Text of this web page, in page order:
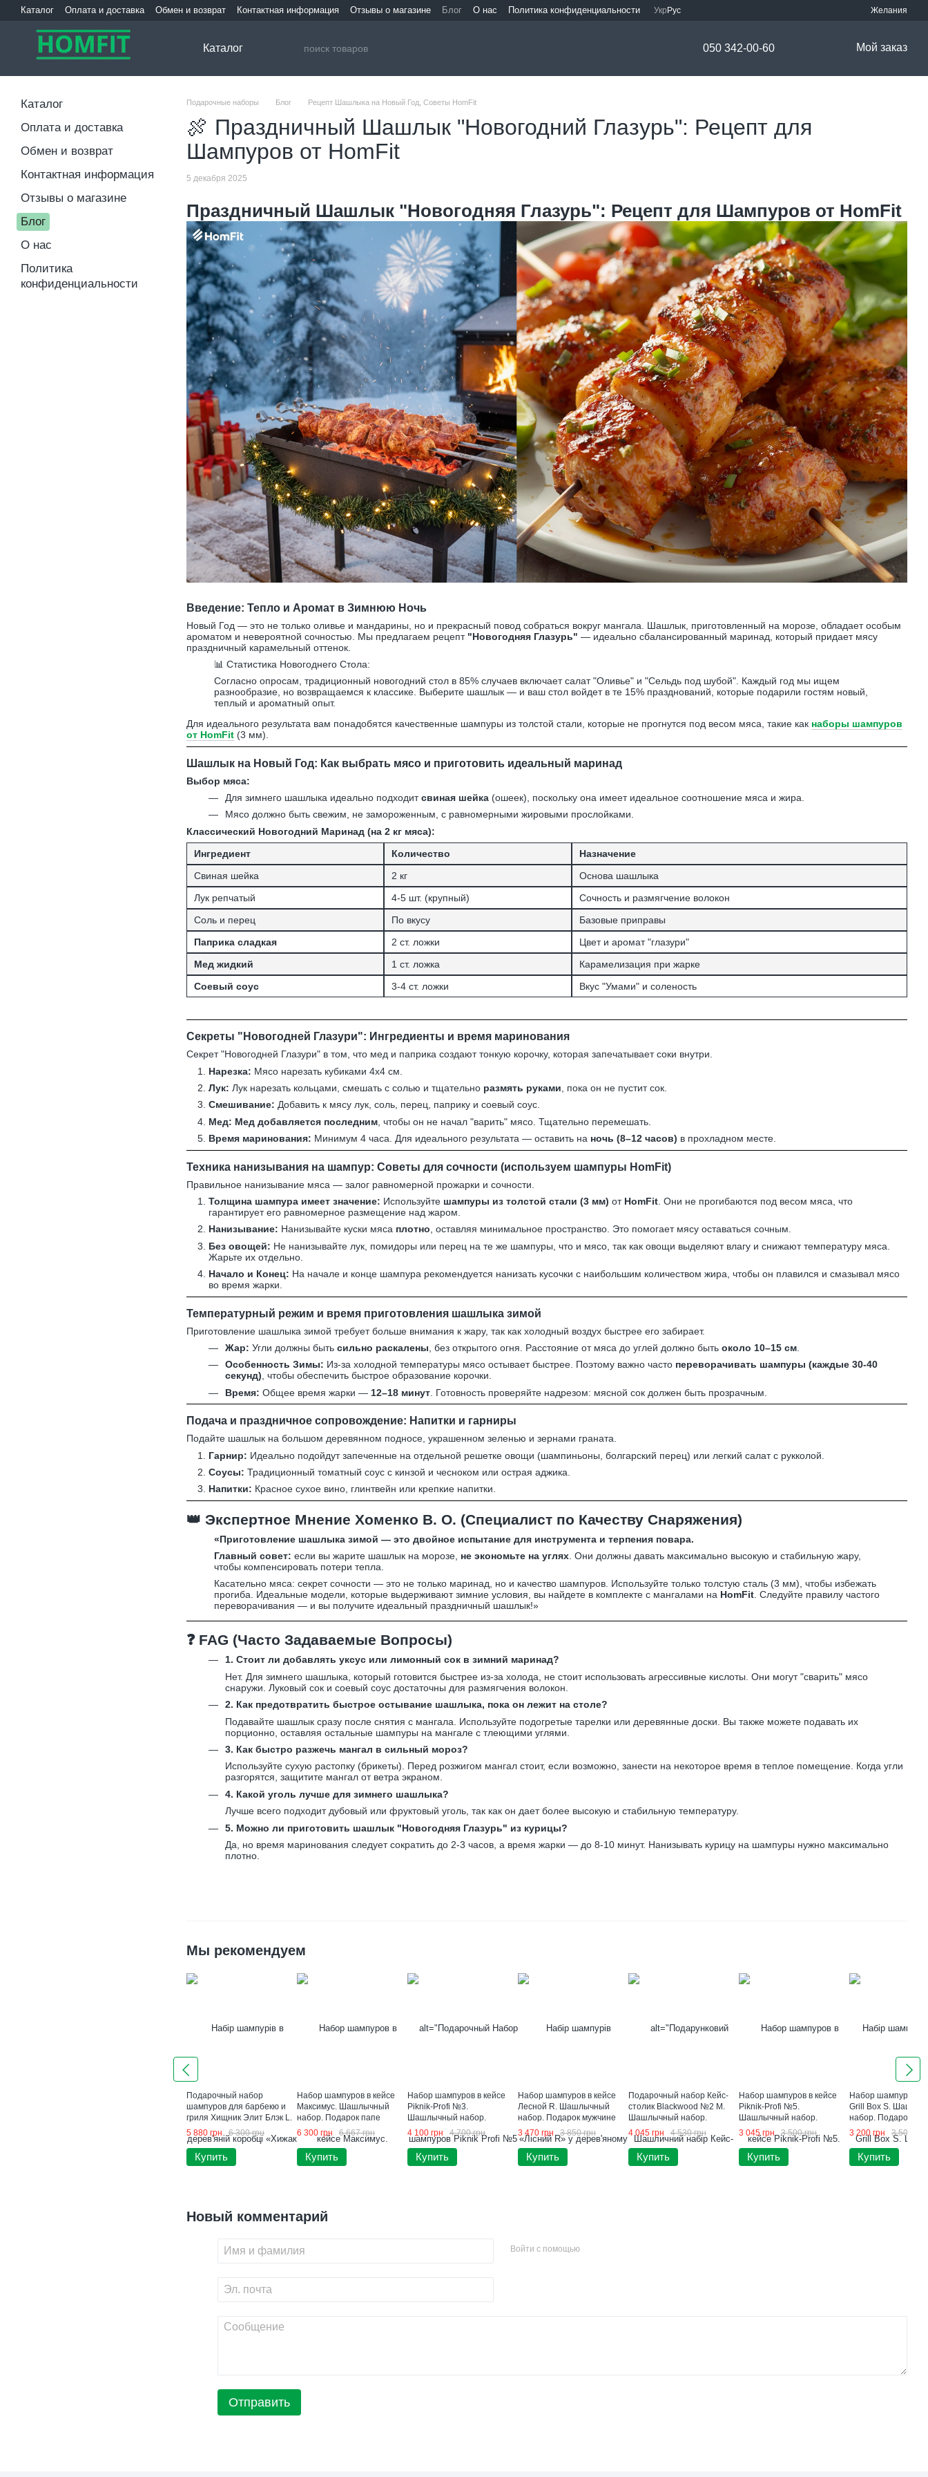
Перейти к основному контенту
Каталог Оплата и доставка Обмен и возврат Контактная информация Отзывы о магазине Блог О нас Политика конфиденциальности Укр Рус Желания
Каталог 050 342-00-60 Мой заказ
Подарочные наборы Блог Рецепт Шашлыка на Новый Год, Советы HomFit
🍖 Праздничный Шашлык "Новогодний Глазурь": Рецепт для
Шампуров от HomFit
5 декабря 2025
Праздничный Шашлык "Новогодняя Глазурь": Рецепт для Шампуров от HomFit
Введение: Тепло и Аромат в Зимнюю Ночь
Новый Год — это не только оливье и мандарины, но и прекрасный повод собраться вокруг мангала. Шашлык, приготовленный на морозе, обладает особым
ароматом и невероятной сочностью. Мы предлагаем рецепт "Новогодняя Глазурь" — идеально сбалансированный маринад, который придает мясу
праздничный карамельный оттенок.
📊 Статистика Новогоднего Стола:
Согласно опросам, традиционный новогодний стол в 85% случаев включает салат "Оливье" и "Сельдь под шубой". Каждый год мы ищем
разнообразие, но возвращаемся к классике. Выберите шашлык — и ваш стол войдет в те 15% празднований, которые подарили гостям новый,
теплый и ароматный опыт.
Для идеального результата вам понадобятся качественные шампуры из толстой стали, которые не прогнутся под весом мяса, такие как наборы шампуров
от HomFit (3 мм).
Шашлык на Новый Год: Как выбрать мясо и приготовить идеальный маринад
Выбор мяса:
Для зимнего шашлыка идеально подходитсвиная шейка (ошеек), поскольку она имеет идеальное соотношение мяса и жира.
Мясо должно быть свежим, не замороженным, с равномерными жировыми прослойками.
Классический Новогодний Маринад (на 2 кг мяса):
Ингредиент Количество
Назначение
Свиная шейка
2 кг
Основа шашлыка
Лук репчатый
4-5 шт. (крупный)
Сочность и размягчение волокон
Соль и перец
По вкусу
Базовые приправы
Паприка сладкая
2 ст. ложки
Цвет и аромат "глазури"
Мед жидкий
1 ст. ложка
Карамелизация при жарке
Соевый соус
3-4 ст. ложки Вкус "Умами" и соленость
Секреты "Новогодней Глазури": Ингредиенты и время маринования
Секрет "Новогодней Глазури" в том, что мед и паприка создают тонкую корочку, которая запечатывает соки внутри.
Нарезка: Мясо нарезать кубиками 4x4 см.
Лук: Лук нарезать кольцами, смешать с солью и тщательно размять руками , пока он не пустит сок.
Смешивание: Добавить к мясу лук, соль, перец, паприку и соевый соус.
Мед: Мед добавляется последним , чтобы он не начал "варить" мясо. Тщательно перемешать.
Время маринования: Минимум 4 часа. Для идеального результата — оставить на ночь (8–12 часов) в прохладном месте.
Техника нанизывания на шампур: Советы для сочности (используем шампуры HomFit)
Правильное нанизывание мяса — залог равномерной прожарки и сочности.
Толщина шампура имеет значение: Используйте шампуры из толстой стали (3 мм) от HomFit . Они не прогибаются под весом мяса, что
гарантирует его равномерное размещение над жаром.
Нанизывание: Нанизывайте куски мяса плотно, оставляя минимальное пространство. Это помогает мясу оставаться сочным.
Без овощей: Не нанизывайте лук, помидоры или перец на те же шампуры, что и мясо, так как овощи выделяют влагу и снижают температуру мяса.
Жарьте их отдельно.
Начало и Конец: На начале и конце шампура рекомендуется нанизать кусочки с наибольшим количеством жира, чтобы он плавился и смазывал мясо
во время жарки.
Температурный режим и время приготовления шашлыка зимой
Приготовление шашлыка зимой требует больше внимания к жару, так как холодный воздух быстрее его забирает.
Жар: Угли должны быть сильно раскалены , без открытого огня. Расстояние от мяса до углей должно быть около 10–15 см
Особенность Зимы: Из-за холодной температуры мясо остывает быстрее. Поэтому важно часто переворачивать шампуры (каждые 30-40
секунд), чтобы обеспечить быстрое образование корочки.
Время: Общее время жарки — 12–18 минут . Готовность проверяйте надрезом: мясной сок должен быть прозрачным.
Подача и праздничное сопровождение: Напитки и гарниры
Подайте шашлык на большом деревянном подносе, украшенном зеленью и зернами граната.
Гарнир: Идеально подойдут запеченные на отдельной решетке овощи (шампиньоны, болгарский перец) или легкий салат с рукколой.
Соусы: Традиционный томатный соус с кинзой и чесноком или острая аджика.
Напитки: Красное сухое вино, глинтвейн или крепкие напитки.
👑 Экспертное Мнение Хоменко В. О. (Специалист по Качеству Снаряжения)
«Приготовление шашлыка зимой — это двойное испытание для инструмента и терпения повара.
Главный совет: если вы жарите шашлык на морозе, не экономьте на углях . Они должны давать максимально высокую и стабильную жару,
чтобы компенсировать потери тепла.
Касательно мяса: секрет сочности — это не только маринад, но и качество шампуров. Используйте только толстую сталь (3 мм), чтобы избежать
прогиба. Идеальные модели, которые выдерживают зимние условия, вы найдете в комплекте с мангалами на HomFit. Следуйте правилу частого
переворачивания — и вы получите идеальный праздничный шашлык!»
❓ FAG (Часто Задаваемые Вопросы)
1. Стоит ли добавлять уксус или лимонный сок в зимний маринад?
Нет. Для зимнего шашлыка, который готовится быстрее из-за холода, не стоит использовать агрессивные кислоты. Они могут "сварить" мясо
снаружи. Луковый сок и соевый соус достаточны для размягчения волокон.
2. Как предотвратить быстрое остывание шашлыка, пока он лежит на столе?
Подавайте шашлык сразу после снятия с мангала. Используйте подогретые тарелки или деревянные доски. Вы также можете подавать их
порционно, оставляя остальные шампуры на мангале с тлеющими углями.
3. Как быстро разжечь мангал в сильный мороз?
Используйте сухую растопку (брикеты). Перед розжигом мангал стоит, если возможно, занести на некоторое время в теплое помещение. Когда угли
разгорятся, защитите мангал от ветра экраном.
4. Какой уголь лучше для зимнего шашлыка?
Лучше всего подходит дубовый или фруктовый уголь, так как он дает более высокую и стабильную температуру.
5. Можно ли приготовить шашлык "Новогодняя Глазурь" из курицы?
Да, но время маринования следует сократить до 2-3 часов, а время жарки — до 8-10 минут. Нанизывать курицу на шампуры нужно максимально
плотно.
Мы рекомендуем
Подарочный набор
шампуров для барбекю и
гриля Хищник Элит Блэк L.
Подарок мужчине
5 880 грн 6 300 грн
Купить
Набор шампуров в кейсе
Максимус. Шашлычный
набор. Подарок папе
6 300 грн
6 667 грн
Купить
Набор шампуров в кейсе
Piknik-Profi №3.
Шашлычный набор.
Подарок мужчине
4 100 грн 4 700 грн
Купить
Набор шампуров в кейсе
Лесной R. Шашлычный
набор. Подарок мужчине
3 470 грн
3 850 грн
Купить
Подарочный набор Кейс-
столик Blackwood №2 M.
Шашлычный набор.
Подарок мужчине
4 045 грн 4 530 грн
Купить
Набор шампуров в кейсе
Piknik-Profi №5.
Шашлычный набор.
Подарок мужчине
3 045 грн 3 500 грн
Купить
Набор шампуров в
Grill Box S.
набор. Подарок
3 200 грн
3 500 грн
Купить
Новый комментарий
Войти с помощью
Отправить
Каталог
Оплата и доставка
Обмен и возврат
Контактная информация
Отзывы о магазине
Блог
О нас
Политика
конфиденциальности